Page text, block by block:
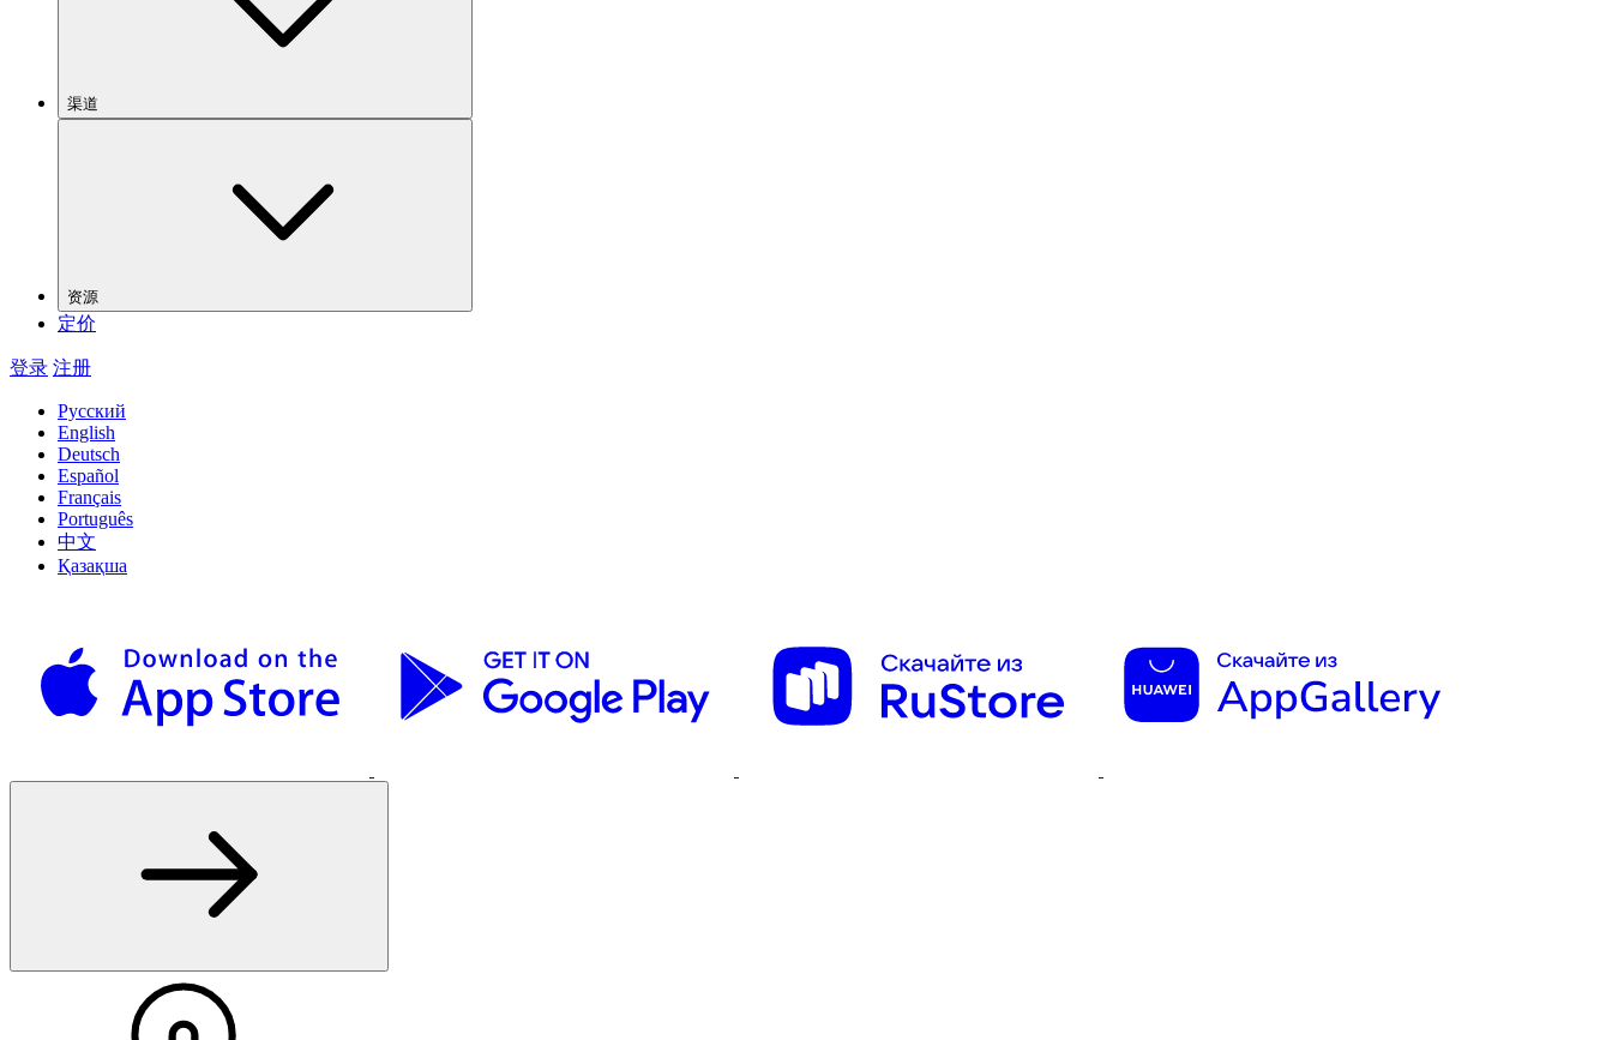
渠道
资源
定价
登录 注册
Русский
English
Deutsch
Español
Français
Português
中文
Қазақша